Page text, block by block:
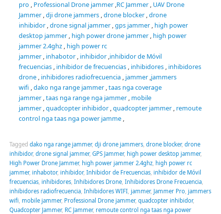
pro , Professional Drone jammer,RC Jammer, UAV Drone
Jammer,dji drone jammers,drone blocker,drone
inhibidor,drone signal jammer,gps jammer, high power
desktop jammer, high power drone jammer, high power
jammer 2.4ghz, high power rc
jammer, inhabotor, inhibidor,inhibidor de Móvil
frecuencias, inhibidor de frecuencias, inhibidores, inhibidores
drone, inhibidores radiofrecuencia , jammer,jammers
wifi ,dako nga range jammer,taas nga coverage
jammer,taas nga range nga jammer, mobile
jammer,quadcopter inhibidor,quadcopter jammer, remoute
control nga taas nga power jamme,
Tagged dako nga range jammer, dji drone jammers, drone blocker, drone
inhibidor, drone signal jammer, GPS Jammer, high power desktop jammer,
High Power Drone Jammer, high power jammer 2.4ghz, high power rc
jammer, inhabotor, inhibidor, Inhibidor de Frecuencias, inhibidor de Móvil
frecuencias, inhibidores, Inhibidores Drone, Inhibidores Drone Frecuencia,
inhibidores radiofrecuencia, Inhibidores WIFI, jammer, Jammer Pro, jammers
wifi mobile jammer, Professional Drone jammer, quadcopter inhibidor,
Quadcopter Jammer, RC Jammer, remoute control nga taas nga power